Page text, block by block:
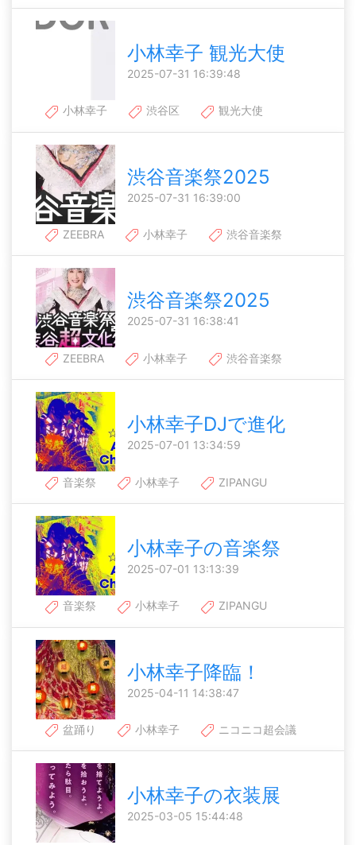
小林幸子 観光大使
2025-07-31 16:39:48
小林幸子 渋谷区 観光大使
渋谷音楽祭2025
2025-07-31 16:39:00
ZEEBRA 小林幸子 渋谷音楽祭
渋谷音楽祭2025
2025-07-31 16:38:41
ZEEBRA 小林幸子 渋谷音楽祭
小林幸子DJで進化
2025-07-01 13:34:59
音楽祭 小林幸子 ZIPANGU
小林幸子の音楽祭
2025-07-01 13:13:39
音楽祭 小林幸子 ZIPANGU
小林幸子降臨！
2025-04-11 14:38:47
盆踊り 小林幸子 ニコニコ超会議
小林幸子の衣装展
2025-03-05 15:44:48